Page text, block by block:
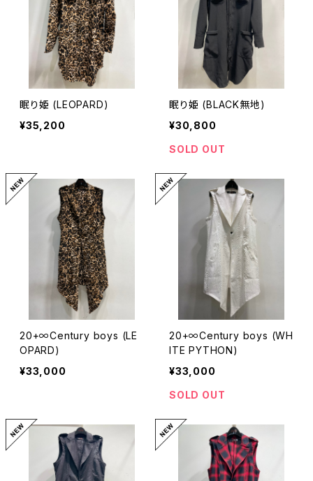
眠り姫 (LEOPARD)
¥35,200
眠り姫 (BLACK無地)
¥30,800
SOLD OUT
20+∞Century boys (LE
OPARD)
¥33,000
20+∞Century boys (WH
ITE PYTHON)
¥33,000
SOLD OUT